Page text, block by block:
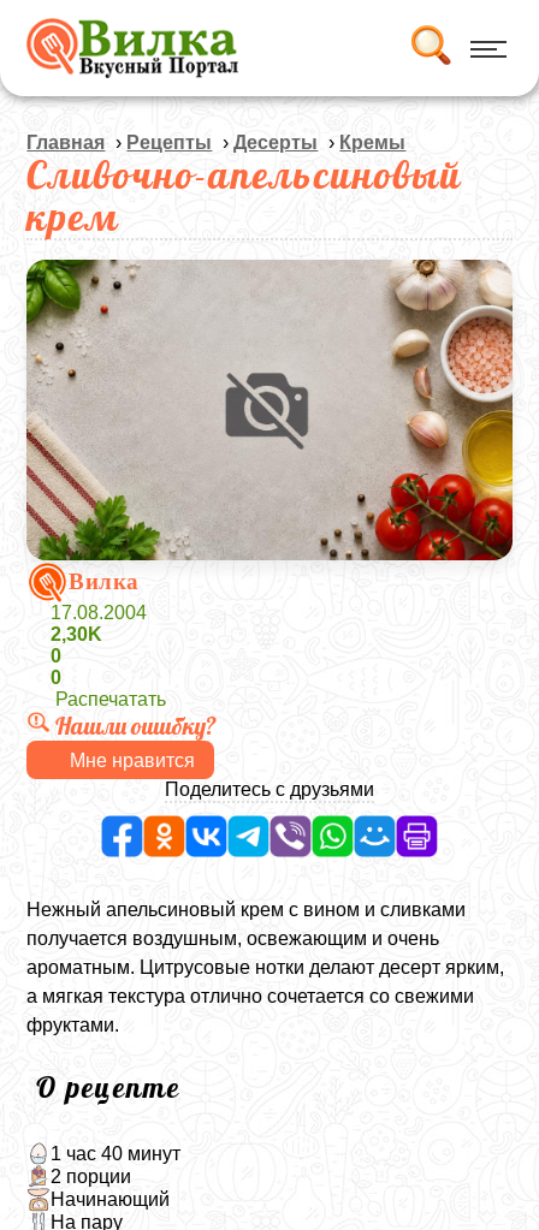
Главная › Рецепты ›Десерты › Кремы
Сливочно-апельсиновый
крем
Вилка
17.08.2004
2,30K
0
0
Распечатать
Нашли ошибку?
Мне нравится
Поделитесь с друзьями
Нежный апельсиновый крем с вином и сливками
получается воздушным, освежающим и очень
ароматным. Цитрусовые нотки делают десерт ярким,
а мягкая текстура отлично сочетается со свежими
фруктами.
О рецепте
1 час 40 минут
2 порции
Начинающий
На пару